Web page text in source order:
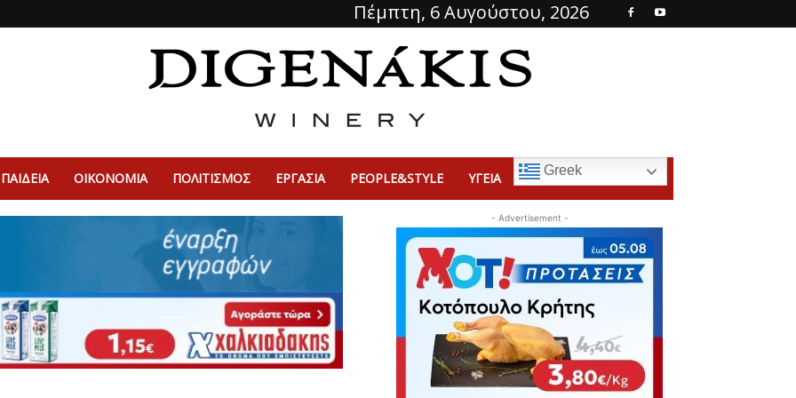
Πέμπτη, 6 Αυγούστου, 2026
ΠΑΙΔΕΙΑ ΟΙΚΟΝΟΜΙΑ ΠΟΛΙΤΙΣΜΌΣ ΕΡΓΑΣΙΑ PEOPLE&STYLE ΥΓΕΙΑ Greek
- Advertisement -